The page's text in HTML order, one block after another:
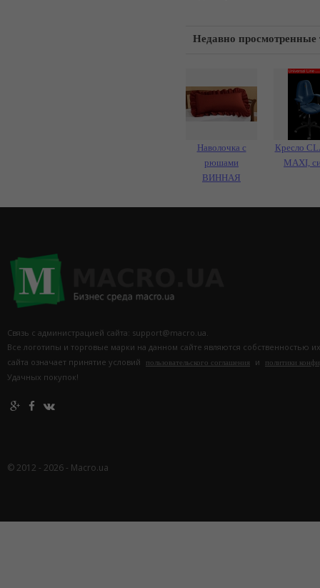
Недавно просмотренные
Наволочка с
рюшами
ВИННАЯ
Кресло
MAXI,
Связь с администрацией сайта: support@macro.ua.
Все логотипы и торговые марки на данном сайте являются собственностью
сайта означает принятие условий
пользовательского соглашения и политики
Удачных покупок!
© 2012 - 2026 - Macro.ua